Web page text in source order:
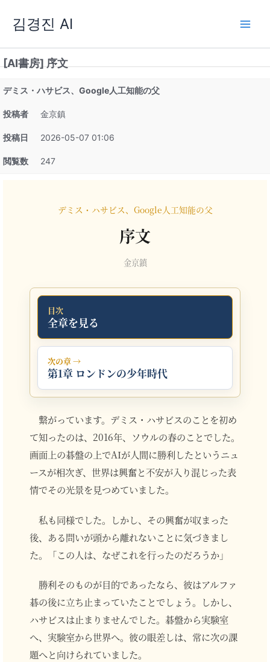
ス
キ
プ
김경진 AI
[AI書房] 序文
デミス・ハサビス、Google人工知能の父
投稿者 金京鎮
投稿日 2026-05-07 01:06
閲覧数 247
デミス・ハサビス、Google人工知能の父
序文
金京鎮
目次
全章を見る
次の章 →
第1章 ロンドンの少年時代
繋がっています。デミス・ハサビスのことを初め
て知ったのは、2016年、ソウルの春のことでした。
画面上の碁盤の上でAIが人間に勝利したというニュ
ースが相次ぎ、世界は興奮と不安が入り混じった表
情でその光景を見つめていました。
私も同様でした。しかし、その興奮が収まった
後、ある問いが頭から離れないことに気づきまし
た。「この人は、なぜこれを行ったのだろうか」
勝利そのものが目的であったなら、彼はアルファ
碁の後に立ち止まっていたことでしょう。しかし、
ハサビスは止まりませんでした。碁盤から実験室
へ、実験室から世界へ。彼の眼差しは、常に次の課
題へと向けられていました。